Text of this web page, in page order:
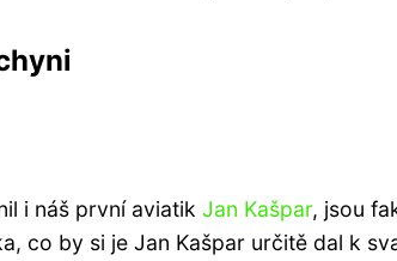
i náš první aviatik Jan Kašpar, jsou
co by si je Jan Kašpar určitě dal k